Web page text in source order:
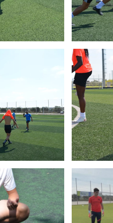
Purpose: Your data are
services. Recipients: Personal data
data shall not be the object of any
of rights: You may withdraw
an email to